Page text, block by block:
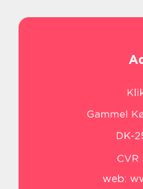
web: